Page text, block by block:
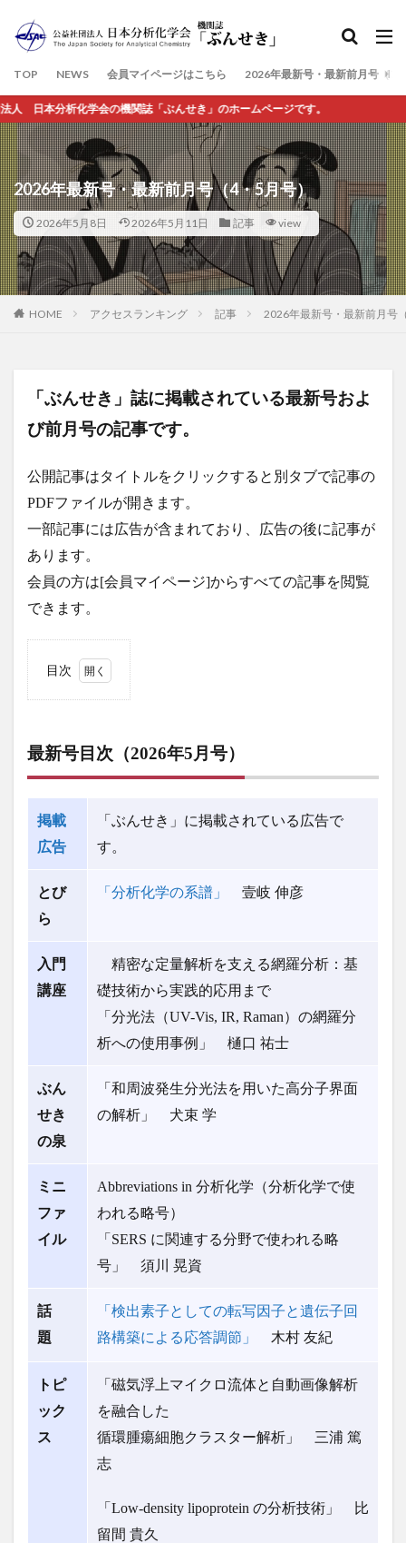
TOP NEWS 会員マイページはこちら 2026年最新号・最新前月号（7
機関誌「ぶんせき」のホームページです。
2026年最新号・最新前月号（4・5月号）
2026年5月8日 2026年5月11日 記事 view
HOME アクセスランキング 記事 2026年最新号・最新前月号
「ぶんせき」誌に掲載されている最新号およ
び前月号の記事です。
公開記事はタイトルをクリックすると別タブで記事の
PDFファイルが開きます。
一部記事には広告が含まれており、広告の後に記事が
あります。
会員の方は[会員マイページ]からすべての記事を閲覧
できます。
目次
（2026
年5月
号）
新前号
目次
（2026
年4月
号）
最新号目次 （2026年5月号）
掲載
広告
「ぶんせき」に掲載されている広告で
す。
とび
ら
「分析化学の系譜」 壹岐 伸彦
入門
講座
精密な定量解析を支える網羅分析：基
礎技術から実践的応用まで
「分光法（UV-Vis, IR, Raman）の網羅分
析への使用事例」 樋口 祐士
ぶん
せき
の泉
「和周波発生分光法を用いた高分子界面
の解析」 犬束 学
ミニ
ファ
イル
Abbreviations in 分析化学（分析化学で使
われる略号）
「SERS に関連する分野で使われる略
号」 須川 晃資
話
題
「検出素子としての転写因子と遺伝子回
路構築による応答調節」
木村 友紀
トピ
ック
ス
「磁気浮上マイクロ流体と自動画像解析
を融合した
循環腫瘍細胞クラスター解析」 三浦 篤
志
「Low-density lipoprotein の分析技術」 比
留間 貴久